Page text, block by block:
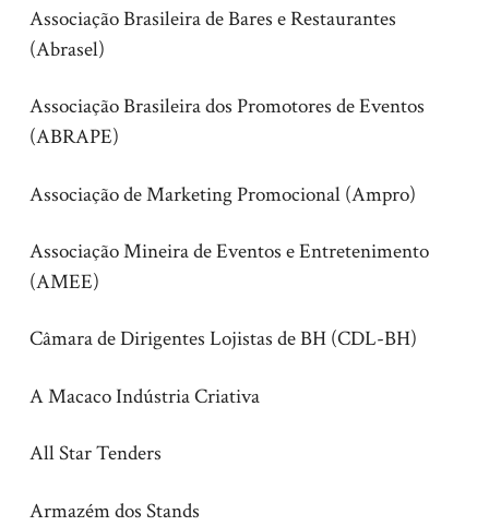
Associação Brasileira de Bares e Restaurantes
(Abrasel)
Associação Brasileira dos Promotores de Eventos
(ABRAPE)
Associação de Marketing Promocional (Ampro)
Associação Mineira de Eventos e Entretenimento
(AMEE)
Câmara de Dirigentes Lojistas de BH (CDL-BH)
A Macaco Indústria Criativa
All Star Tenders
Armazém dos Stands